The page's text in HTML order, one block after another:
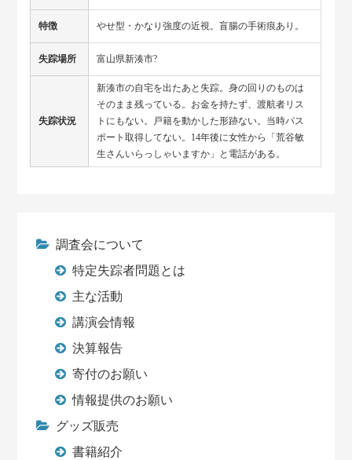
特徴 やせ型・かなり強度の近視。盲腸の手術痕あり。
失踪場所 富山県新湊市?
失踪状況
新湊市の自宅を出たあと失踪。身の回りのものは
そのまま残っている。お金を持たず、渡航者リス
トにもない。戸籍を動かした形跡ない。当時パス
ポート取得してない。14年後に女性から「荒谷敏
生さんいらっしゃいますか」と電話がある。
調査会について
特定失踪者問題とは
主な活動
講演会情報
決算報告
寄付のお願い
情報提供のお願い
グッズ販売
書籍紹介